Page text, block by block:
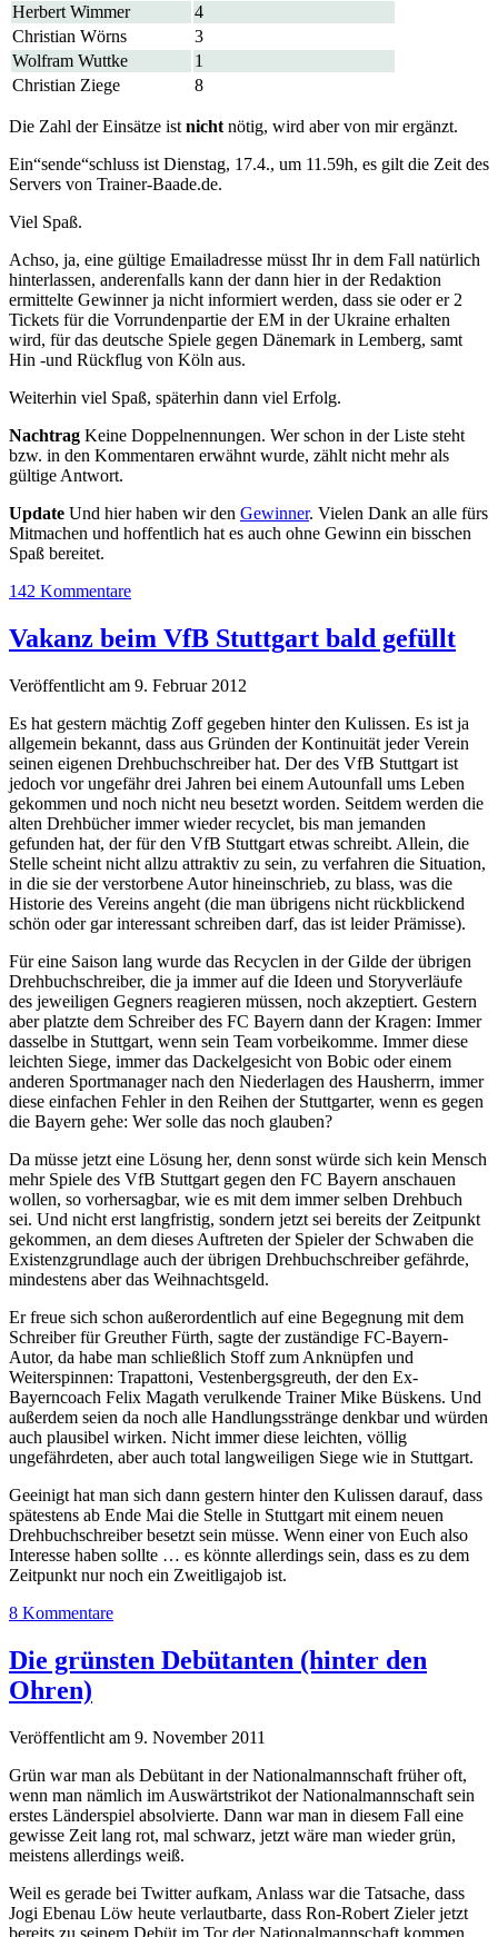
Herbert Wimmer
4
Christian Wörns
3
Wolfram Wuttke
1
Christian Ziege
8
Die Zahl der Einsätze ist nicht nötig, wird aber von mir ergänzt.
Ein“sende“schluss ist Dienstag, 17.4., um 11.59h, es gilt die Zeit des
Servers von Trainer-Baade.de.
Viel Spaß.
Achso, ja, eine gültige Emailadresse müsst Ihr in dem Fall natürlich
hinterlassen, anderenfalls kann der dann hier in der Redaktion
ermittelte Gewinner ja nicht informiert werden, dass sie oder er 2
Tickets für die Vorrundenpartie der EM in der Ukraine erhalten
wird, für das deutsche Spiele gegen Dänemark in Lemberg, samt
Hin -und Rückflug von Köln aus.
Weiterhin viel Spaß, späterhin dann viel Erfolg.
Nachtrag Keine Doppelnennungen. Wer schon in der Liste steht
bzw. in den Kommentaren erwähnt wurde, zählt nicht mehr als
gültige Antwort.
Update Und hier haben wir den Gewinner. Vielen Dank an alle fürs
Mitmachen und hoffentlich hat es auch ohne Gewinn ein bisschen
Spaß bereitet.
142 Kommentare
Vakanz beim VfB Stuttgart bald gefüllt
Veröffentlicht am 9. Februar 2012
Es hat gestern mächtig Zoff gegeben hinter den Kulissen. Es ist ja
allgemein bekannt, dass aus Gründen der Kontinuität jeder Verein
seinen eigenen Drehbuchschreiber hat. Der des VfB Stuttgart ist
jedoch vor ungefähr drei Jahren bei einem Autounfall ums Leben
gekommen und noch nicht neu besetzt worden. Seitdem werden die
alten Drehbücher immer wieder recyclet, bis man jemanden
gefunden hat, der für den VfB Stuttgart etwas schreibt. Allein, die
Stelle scheint nicht allzu attraktiv zu sein, zu verfahren die Situation,
in die sie der verstorbene Autor hineinschrieb, zu blass, was die
Historie des Vereins angeht (die man übrigens nicht rückblickend
schön oder gar interessant schreiben darf, das ist leider Prämisse).
Für eine Saison lang wurde das Recyclen in der Gilde der übrigen
Drehbuchschreiber, die ja immer auf die Ideen und Storyverläufe
des jeweiligen Gegners reagieren müssen, noch akzeptiert. Gestern
aber platzte dem Schreiber des FC Bayern dann der Kragen: Immer
dasselbe in Stuttgart, wenn sein Team vorbeikomme. Immer diese
leichten Siege, immer das Dackelgesicht von Bobic oder einem
anderen Sportmanager nach den Niederlagen des Hausherrn, immer
diese einfachen Fehler in den Reihen der Stuttgarter, wenn es gegen
die Bayern gehe: Wer solle das noch glauben?
Da müsse jetzt eine Lösung her, denn sonst würde sich kein Mensch
mehr Spiele des VfB Stuttgart gegen den FC Bayern anschauen
wollen, so vorhersagbar, wie es mit dem immer selben Drehbuch
sei. Und nicht erst langfristig, sondern jetzt sei bereits der Zeitpunkt
gekommen, an dem dieses Auftreten der Spieler der Schwaben die
Existenzgrundlage auch der übrigen Drehbuchschreiber gefährde,
mindestens aber das Weihnachtsgeld.
Er freue sich schon außerordentlich auf eine Begegnung mit dem
Schreiber für Greuther Fürth, sagte der zuständige FC-Bayern-
Autor, da habe man schließlich Stoff zum Anknüpfen und
Weiterspinnen: Trapattoni, Vestenbergsgreuth, der den Ex-
Bayerncoach Felix Magath verulkende Trainer Mike Büskens. Und
außerdem seien da noch alle Handlungsstränge denkbar und würden
auch plausibel wirken. Nicht immer diese leichten, völlig
ungefährdeten, aber auch total langweiligen Siege wie in Stuttgart.
Geeinigt hat man sich dann gestern hinter den Kulissen darauf, dass
spätestens ab Ende Mai die Stelle in Stuttgart mit einem neuen
Drehbuchschreiber besetzt sein müsse. Wenn einer von Euch also
Interesse haben sollte … es könnte allerdings sein, dass es zu dem
Zeitpunkt nur noch ein Zweitligajob ist.
8 Kommentare
Die grünsten Debütanten (hinter den
Ohren)
Veröffentlicht am 9. November 2011
Grün war man als Debütant in der Nationalmannschaft früher oft,
wenn man nämlich im Auswärtstrikot der Nationalmannschaft sein
erstes Länderspiel absolvierte. Dann war man in diesem Fall eine
gewisse Zeit lang rot, mal schwarz, jetzt wäre man wieder grün,
meistens allerdings weiß.
Weil es gerade bei Twitter aufkam, Anlass war die Tatsache, dass
Jogi Ebenau Löw heute verlautbarte, dass Ron-Robert Zieler jetzt
bereits zu seinem Debüt im Tor der Nationalmannschaft kommen